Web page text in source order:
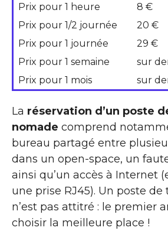
Prix pour 1 heure
8 €
Prix pour 1/2 journée
20 €
Prix pour 1 journée
29 €
Prix pour 1 semaine
sur
Prix pour 1 mois
sur
La réservation d’un poste
nomade comprend
bureau partagé entre
dans un open-space, un
ainsi qu’un accès à Internet
une prise RJ45). Un poste
n’est pas attitré : le premier
choisir la meilleure place !